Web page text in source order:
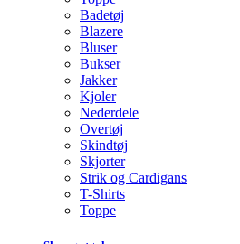
Badetøj
Blazere
Bluser
Bukser
Jakker
Kjoler
Nederdele
Overtøj
Skindtøj
Skjorter
Strik og Cardigans
T-Shirts
Toppe